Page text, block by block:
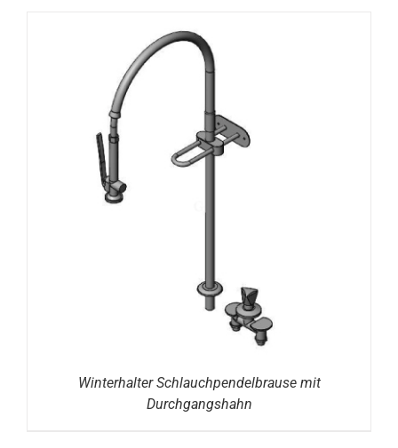
Winterhalter Schlauchpendelbrause mit
Durchgangshahn